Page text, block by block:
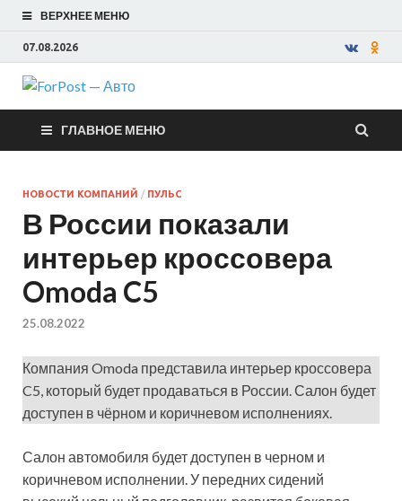
ВЕРХНЕЕ МЕНЮ
07.08.2026
ForPost —
Авто
ГЛАВНОЕ МЕНЮ
НОВОСТИ КОМПАНИЙ / ПУЛЬС
В России показали
интерьер кроссовера
Omoda C5
25.08.2022
Компания Omoda представила интерьер кроссовера
C5, который будет продаваться в России. Салон будет
доступен в чёрном и коричневом исполнениях.
Салон автомобиля будет доступен в черном и
коричневом исполнении. У передних сидений